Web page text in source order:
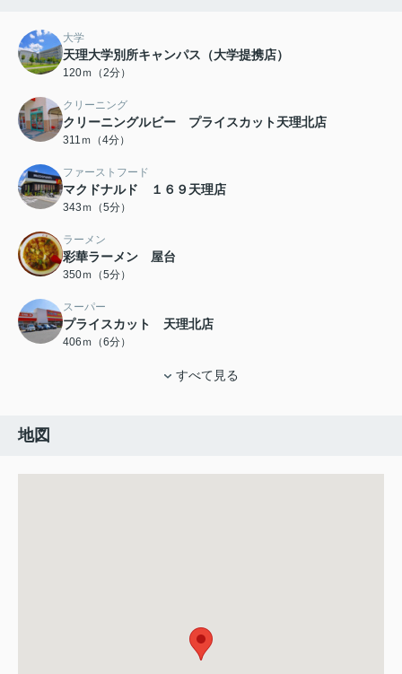
大学
天理大学別所キャンパス（大学提携店）
120ｍ（2分）
クリーニング
クリーニングルビー プライスカット天理北店
311ｍ（4分）
ファーストフード
マクドナルド １６９天理店
343ｍ（5分）
ラーメン
彩華ラーメン 屋台
350ｍ（5分）
スーパー
プライスカット 天理北店
406ｍ（6分）
すべて見る
地図